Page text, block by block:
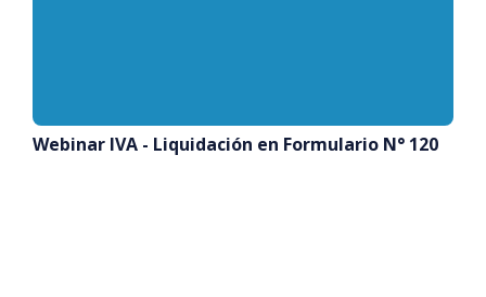
Webinar IVA - Liquidación en Formulario N° 120